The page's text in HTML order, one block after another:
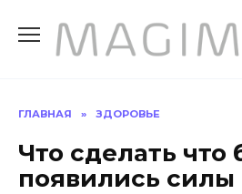
содержанию
ГЛАВНАЯ » ЗДОРОВЬЕ
Что сделать что
появились силы